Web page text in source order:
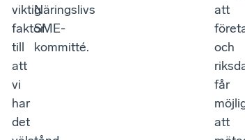
viktig
faktor
till
att
vi
har
det
Näringslivs
SME-
kommitté.
att
och
får
att